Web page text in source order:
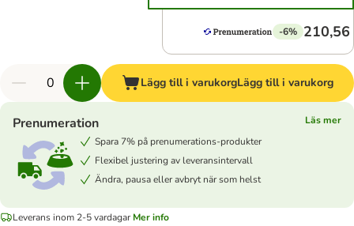
-6% 210,56
Lägg till i varukorgLägg till i varukorg
Prenumeration
Läs mer
Spara 7% på prenumerations-produkter
Flexibel justering av leveransintervall
Ändra, pausa eller avbryt när som helst
Leverans inom 2-5 vardagar Mer info